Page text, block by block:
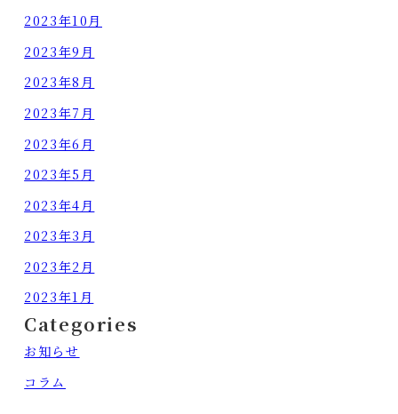
2023年10月
2023年9月
2023年8月
2023年7月
2023年6月
2023年5月
2023年4月
2023年3月
2023年2月
2023年1月
Categories
お知らせ
コラム